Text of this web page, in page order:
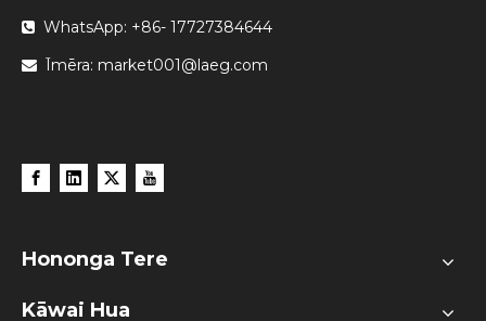
 WhatsApp: +86- 17727384644
 Īmēra: market001@laeg.com
Hononga Tere
Kāwai Hua